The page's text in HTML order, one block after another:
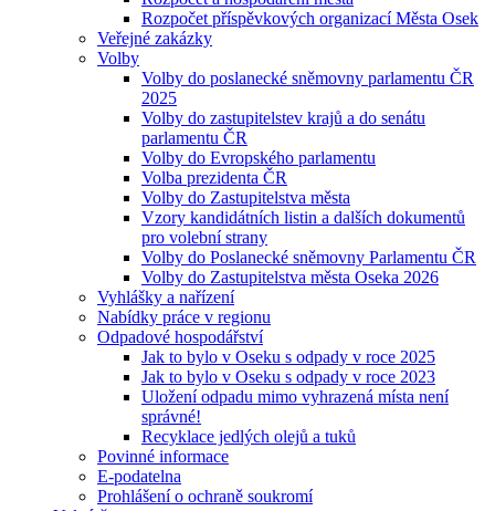
Rozpočet příspěvkových organizací Města Osek
Veřejné zakázky
Volby
Volby do poslanecké sněmovny parlamentu ČR
2025
Volby do zastupitelstev krajů a do senátu
parlamentu ČR
Volby do Evropského parlamentu
Volba prezidenta ČR
Volby do Zastupitelstva města
Vzory kandidátních listin a dalších dokumentů
pro volební strany
Volby do Poslanecké sněmovny Parlamentu ČR
Volby do Zastupitelstva města Oseka 2026
Vyhlášky a nařízení
Nabídky práce v regionu
Odpadové hospodářství
Jak to bylo v Oseku s odpady v roce 2025
Jak to bylo v Oseku s odpady v roce 2023
Uložení odpadu mimo vyhrazená místa není
správné!
Recyklace jedlých olejů a tuků
Povinné informace
E-podatelna
Prohlášení o ochraně soukromí